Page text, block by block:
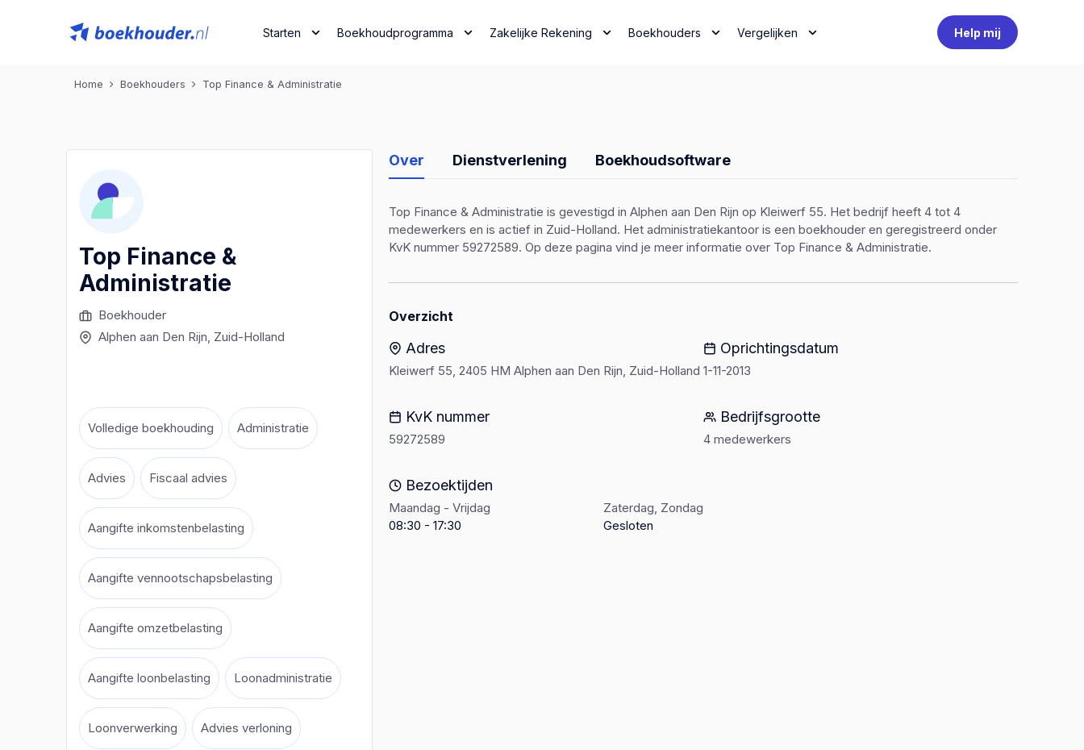
Starten Boekhoudprogramma Zakelijke Rekening Boekhouders Vergelijken Help mij
Home Boekhouders Top Finance & Administratie
Top Finance &
Administratie
Boekhouder
Alphen aan Den Rijn, Zuid-Holland
Volledige boekhouding Administratie
Advies Fiscaal advies
Aangifte inkomstenbelasting
Aangifte vennootschapsbelasting
Aangifte omzetbelasting
Aangifte loonbelasting Loonadministratie
Loonverwerking Advies verloning
Over Dienstverlening Boekhoudsoftware
Top Finance & Administratie is gevestigd in Alphen aan Den Rijn op Kleiwerf 55. Het bedrijf heeft 4 tot 4
medewerkers en is actief in Zuid-Holland. Het administratiekantoor is een boekhouder en geregistreerd onder
KvK nummer 59272589. Op deze pagina vind je meer informatie over Top Finance & Administratie.
Overzicht
Adres
Kleiwerf 55, 2405 HM Alphen aan Den Rijn, Zuid-Holland
Oprichtingsdatum
1-11-2013
KvK nummer
59272589
Bedrijfsgrootte
4 medewerkers
Bezoektijden
Maandag - Vrijdag
08:30 - 17:30
Zaterdag, Zondag
Gesloten